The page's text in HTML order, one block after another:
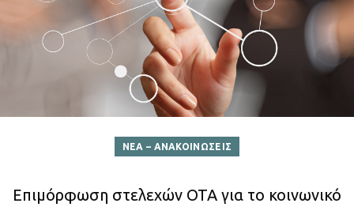
ΝΕΑ – ΑΝΑΚΟΙΝΩΣΕΙΣ
Επιμόρφωση στελεχών ΟΤΑ για το κοινωνικό